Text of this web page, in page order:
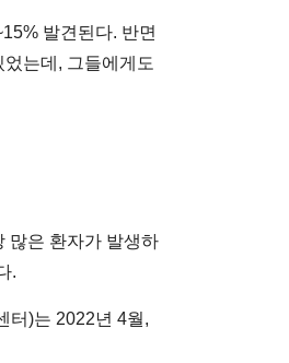
발견된다. 반면
는데, 그들에게도
많은 환자가 발생하
.
터)는 2022년 4월,